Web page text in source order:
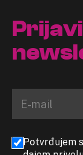
Potvrđujem